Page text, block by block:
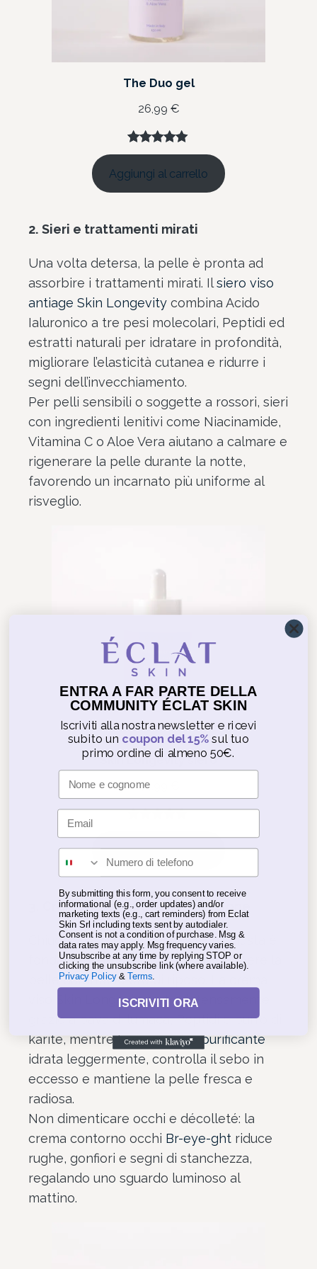
The Duo gel
26,99 €
Valutato
5.00su 5
su base
8
recensioni
Aggiungi al carrello
2. Sieri e trattamenti mirati
Una volta detersa, la pelle è pronta ad
assorbire i trattamenti mirati. Ilsiero viso
antiage Skin Longevity combina Acido
Ialuronico a tre pesi molecolari, Peptidi ed
estratti naturali per idratare in profondità,
migliorare l’elasticità cutanea e ridurre i
segni dell’invecchiamento.
Per pelli sensibili o soggette a rossori, sieri
con ingredienti lenitivi come Niacinamide,
Vitamina C o Aloe Vera aiutano a calmare e
rigenerare la pelle durante la notte,
favorendo un incarnato più uniforme al
risveglio.
Skin Longevity siero
44,99
5.00su 5
su base
recensioni
Aggiungi al carrello
Creme: idratazione e protezione
Chiudere la routine con la crema giusta è
fondamentale per nutrire e proteggere la
pelle durante le ore di riposo. La
viso Skin Longevitynutre intensamente
grazie a bava di lumaca, Peptidi e burro di
karité, mentre lacrema viso purificante
idrata leggermente, controlla il sebo in
eccesso e mantiene la pelle fresca e
radiosa.
Non dimenticare occhi e décolleté: la
crema contorno occhi Br-eye-ght riduce
rughe, gonfiori e segni di stanchezza,
regalando uno sguardo luminoso al
mattino.
ENTRA A FAR PARTE DELLA
COMMUNITY ÉCLAT SKIN
Iscriviti alla nostra newsletter e ricevi
subito un coupon del 15% sul tuo
primo ordine di almeno 50€.
Nome
Email
Inserisci il numero di telefono
By submitting this form, you consent to receive
informational (e.g., order updates) and/or
marketing texts (e.g., cart reminders) from Eclat
Skin Srl including texts sent by autodialer.
Consent is not a condition of purchase. Msg &
data rates may apply. Msg frequency varies.
Unsubscribe at any time by replying STOP or
clicking the unsubscribe link (where available).
Privacy Policy&Terms
ISCRIVITI ORA